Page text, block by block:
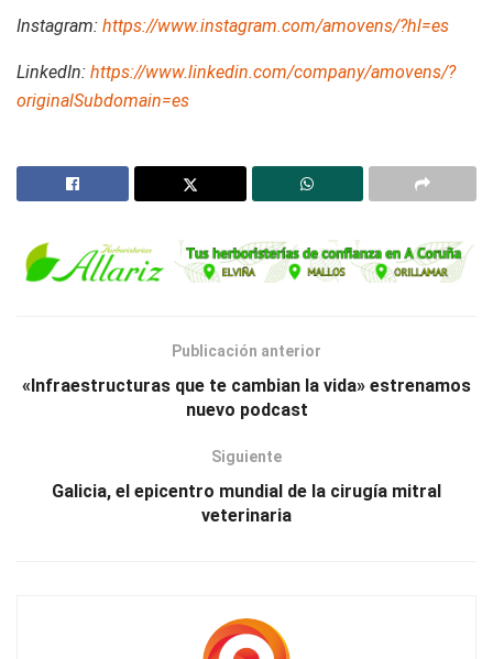
Instagram: https://www.instagram.com/amovens/?hl=es
LinkedIn: https://www.linkedin.com/company/amovens/?
originalSubdomain=es
Publicación anterior
«Infraestructuras que te cambian la vida» estrenamos
nuevo podcast
Siguiente
Galicia, el epicentro mundial de la cirugía mitral
veterinaria